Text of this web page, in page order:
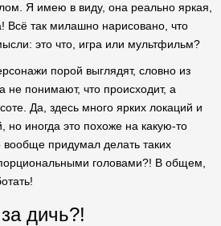
Я имею в виду, она реально яркая,
Всё так милашно нарисовано, что
это что, игра или мультфильм?
порой выглядят, словно из
не понимают, что происходит, а
Да, здесь много ярких локаций и
но иногда это похоже на какую-то
вообще придумал делать таких
головами?! В общем,
дичь?!